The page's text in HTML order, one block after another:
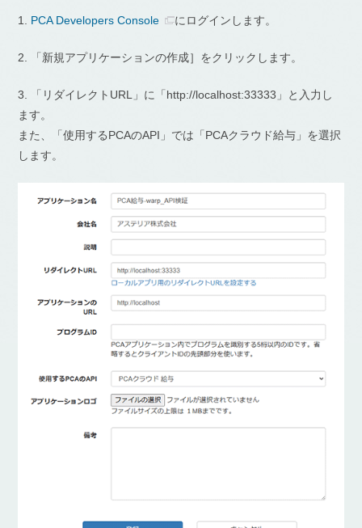
1. PCA Developers Console にログインします。
2. 「新規アプリケーションの作成］をクリックします。
3. 「リダイレクトURL」に「http://localhost:33333」と入力し
ます。
また、「使用するPCAのAPI」では「PCAクラウド給与」を選択
します。